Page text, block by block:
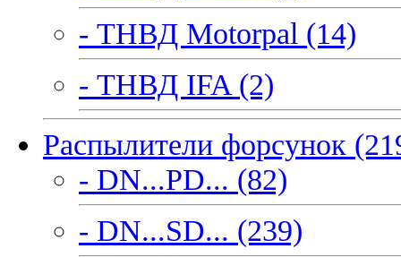
- ТНВД Motorpal (14)
- ТНВД IFA (2)
Распылители форсунок
- DN...PD... (82)
- DN...SD... (239)